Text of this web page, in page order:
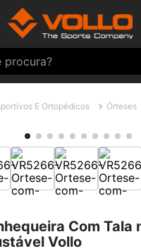
E Ortopédicos Órteses
Com Tala
Vollo